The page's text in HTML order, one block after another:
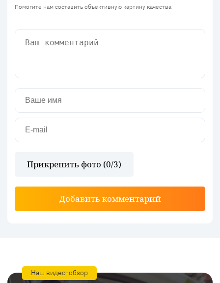
Помогите нам составить объективную картину качества
Прикрепить фото (0/3)
Добавить комментарий
Наш видео-обзор